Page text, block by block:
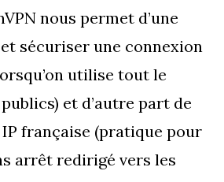
nous permet d’une
sécuriser une connexion
utilise tout le
et d’autre part de
française (pratique pour
arrêt redirigé vers les